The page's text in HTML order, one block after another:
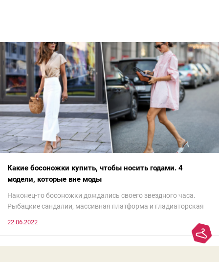
Какие босоножки купить, чтобы носить годами. 4
модели, которые вне моды
Наконец-то босоножки дождались своего звездного часа.
Рыбацкие сандалии, массивная платформа и гладиаторская
модно, совсем не обязательно бежать за ними в магазин.
Достаточно лишь провести ревизию прошлогодних покупок.
22.06.2022